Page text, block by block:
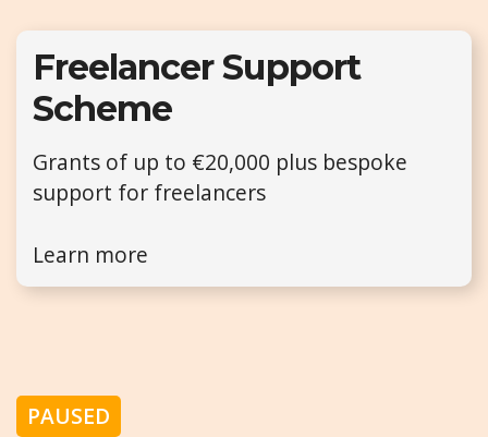
Freelancer Support
Scheme
Grants of up to €20,000 plus bespoke
support for freelancers
Learn more
PAUSED